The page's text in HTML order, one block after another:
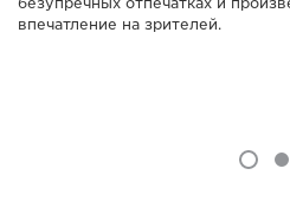
впечатление на зрителей.